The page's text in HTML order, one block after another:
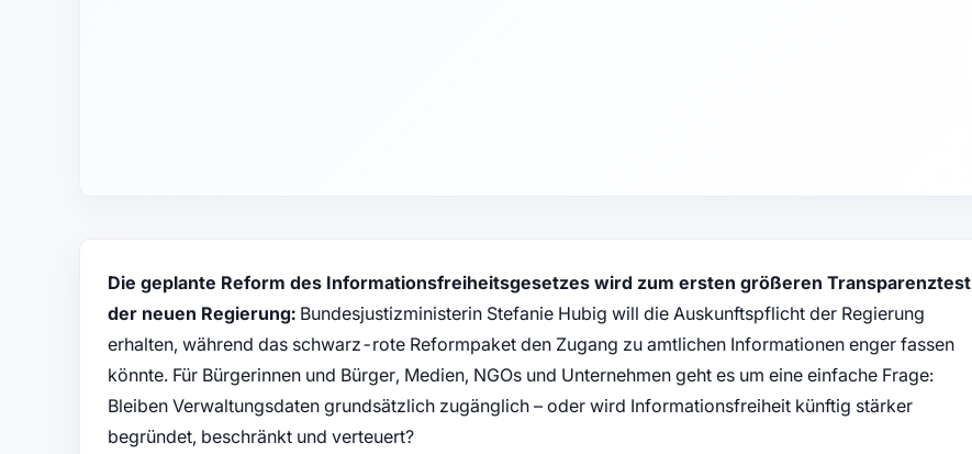
Die geplante Reform des Informationsfreiheitsgesetzes wird zum ersten größeren Transparenztest
der neuen Regierung:Bundesjustizministerin Stefanie Hubig will die Auskunftspflicht der Regierung
erhalten, während das schwarz-rote Reformpaket den Zugang zu amtlichen Informationen enger fassen
könnte. Für Bürgerinnen und Bürger, Medien, NGOs und Unternehmen geht es um eine einfache Frage:
Bleiben Verwaltungsdaten grundsätzlich zugänglich – oder wird Informationsfreiheit künftig stärker
begründet, beschränkt und verteuert?